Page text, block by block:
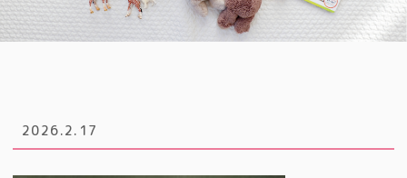
2026.2.17